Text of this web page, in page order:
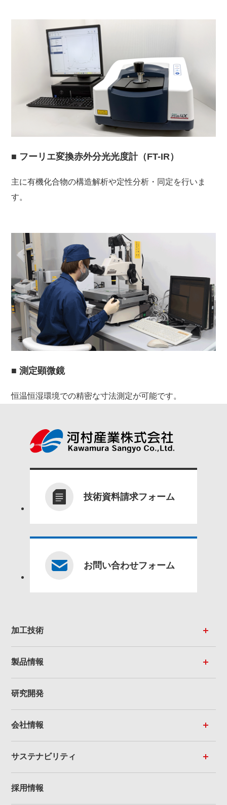
■ フーリエ変換赤外分光光度計（FT-IR）
主に有機化合物の構造解析や定性分析・同定を行いま
す。
■ 測定顕微鏡
恒温恒湿環境での精密な寸法測定が可能です。
技術資料請求フォーム
お問い合わせフォーム
加工技術
製品情報
研究開発
会社情報
サステナビリティ
採用情報